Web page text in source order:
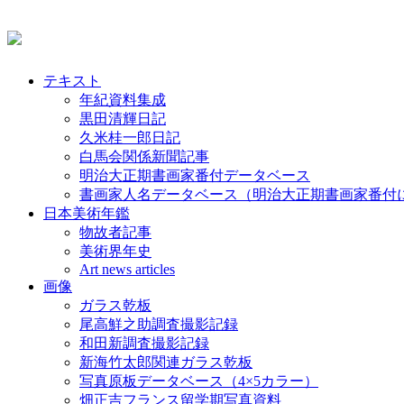
テキスト
年紀資料集成
黒田清輝日記
久米桂一郎日記
白馬会関係新聞記事
明治大正期書画家番付データベース
書画家人名データベース（明治大正期書画家番付
日本美術年鑑
物故者記事
美術界年史
Art news articles
画像
ガラス乾板
尾高鮮之助調査撮影記録
和田新調査撮影記録
新海竹太郎関連ガラス乾板
写真原板データベース（4×5カラー）
畑正吉フランス留学期写真資料